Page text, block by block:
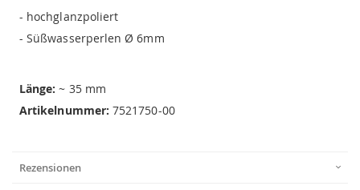
- hochglanzpoliert
- Süßwasserperlen Ø 6mm
Länge: ~ 35 mm
Artikelnummer: 7521750-00
Rezensionen